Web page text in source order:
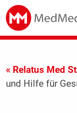
« Relatus Med
und Hilfe für